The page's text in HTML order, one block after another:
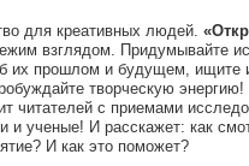
для креативных людей.
взглядом. Придумывайте
их прошлом и будущем, ищите
творческую энергию!
читателей с приемами
и ученые! И расскажет: как
И как это поможет?